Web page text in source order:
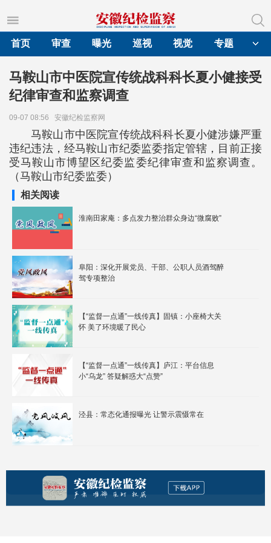
首页
审查 曝光 巡视 视觉 专题
马鞍山市中医院宣传统战科科长夏小健接受
纪律审查和监察调查
09-07 08:56 安徽纪检监察网
马鞍山市中医院宣传统战科科长夏小健涉嫌严重
违纪违法，经马鞍山市纪委监委指定管辖，目前正接
受马鞍山市博望区纪委监委纪律审查和监察调查。
（马鞍山市纪委监委）
相关阅读
淮南田家庵：多点发力整治群众身边“微腐败”
阜阳：深化开展党员、干部、公职人员酒驾醉
驾专项整治
【“监督一点通”一线传真】固镇：小座椅大关
怀 美了环境暖了民心
【“监督一点通”一线传真】庐江：平台信息
小“乌龙” 答疑解惑大“点赞”
泾县：常态化通报曝光 让警示震慑常在